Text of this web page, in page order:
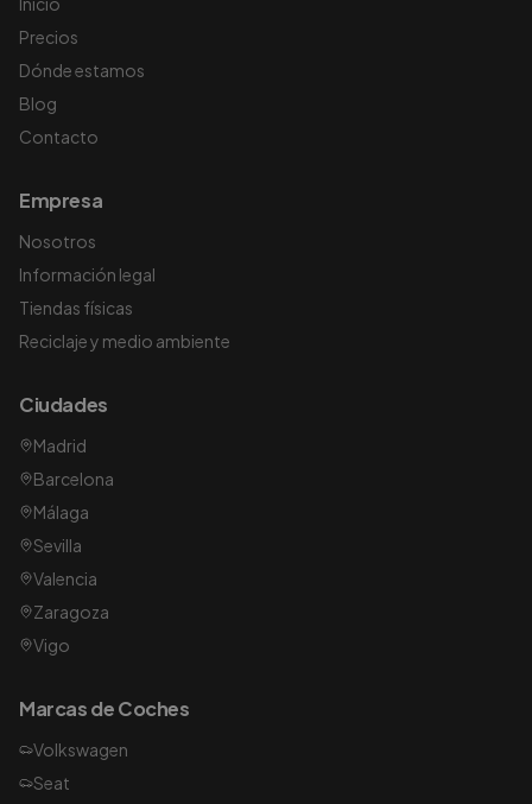
Precios
Dónde estamos
Blog
Contacto
Empresa
Nosotros
Información legal
Tiendas físicas
Reciclaje y medio ambiente
Ciudades
Madrid
Barcelona
Málaga
Sevilla
Valencia
Zaragoza
Vigo
Marcas de Coches
Volkswagen
Seat